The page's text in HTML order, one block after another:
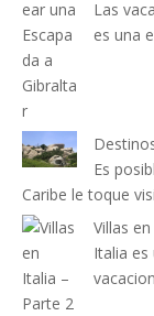
Las
es una
Es
Caribe le toque
Villas
Italia